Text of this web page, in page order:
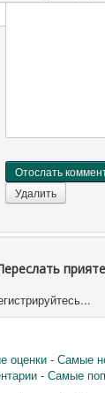
оценки- Самые
- Самые